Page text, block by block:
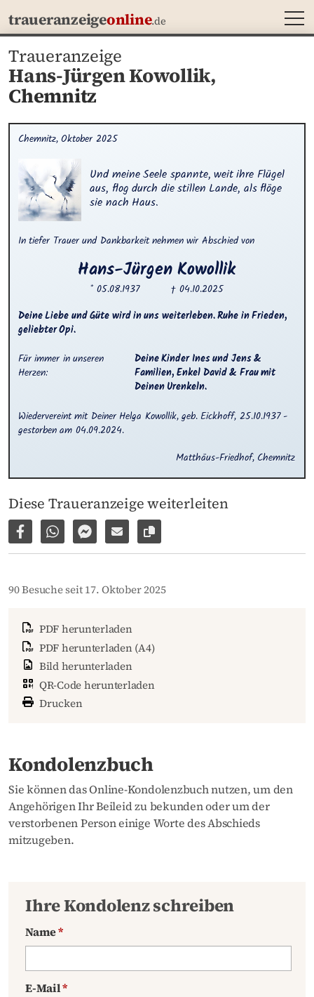
traueranzeigeonline.de
Traueranzeige
Hans-Jürgen Kowollik,
Chemnitz
Chemnitz, Oktober 2025
Und meine Seele spannte, weit ihre Flügel
aus, flog durch die stillen Lande, als flöge
sie nach Haus.
In tiefer Trauer und Dankbarkeit nehmen wir Abschied von
Hans-JürgenKowollik
* 05.08.1937 † 04.10.2025
Deine Liebe und Güte wird in uns weiterleben. Ruhe in Frieden,
geliebter Opi.
Für immer in unseren
Herzen:
Deine Kinder Ines und Jens &
Familien, Enkel David & Frau mit
Deinen Urenkeln.
Wiedervereint mit Deiner Helga Kowollik, geb. Eickhoff, 25.10.1937 -
gestorben am 04.09.2024.
Matthäus-Friedhof, Chemnitz
Diese Traueranzeige weiterleiten
Auf Facebook teilen
Per WhatsApp weiterleiten
Per Facebook Messenger weiterleiten
Per E-Mail versenden
Link zur Seite kopieren
90 Besuche seit 17. Oktober 2025
PDF herunterladen
PDF herunterladen (A4)
Bild herunterladen
QR-Code herunterladen
Drucken
Kondolenzbuch
Sie können das Online-Kondolenzbuch nutzen, um den
Angehörigen Ihr Beileid zu bekunden oder um der
verstorbenen Person einige Worte des Abschieds
mitzugeben.
Ihre Kondolenz schreiben
Name*
E-Mail*